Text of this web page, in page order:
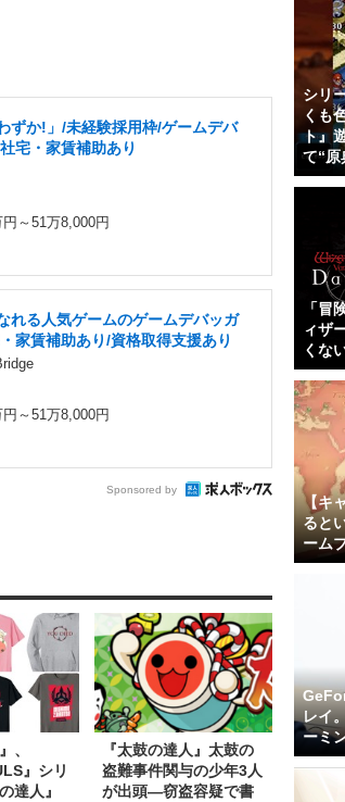
ずか!」/未経験採用枠/ゲームデバ
宅・家賃補助あり
円～51万8,000円
れる人気ゲームのゲームデバッガ
家賃補助あり/資格取得支援あり
円～51万8,000円
Sponsored by
、
』シリ
達人』
『太鼓の達人』太鼓の
盗難事件関与の少年3人
が出頭―窃盗容疑で書
シリ
くも
ト』
て“原
「冒
ィザ
くな
【キ
ると
ーム
レイ
ーミ